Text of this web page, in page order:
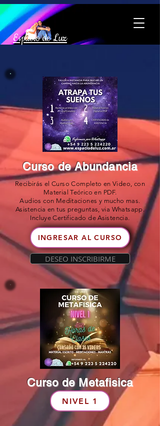
Espacio de Luz
Curso de Abundancia
Recibirás el Curso Completo en Video, con
Material Teórico en PDF.
Audios con Meditaciones y mucho mas.
Asistencia en tus preguntas, via Whatsapp.
Incluye Certificado de Asistencia.
INGRESAR AL CURSO
DESEO INSCRIBIRME
Curso de Metafisica
NIVEL 1